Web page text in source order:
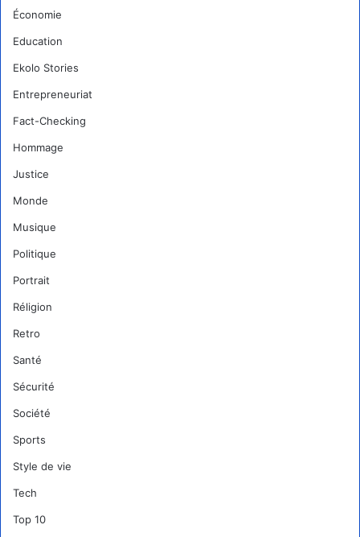
Économie
Education
Ekolo Stories
Entrepreneuriat
Fact-Checking
Hommage
Justice
Monde
Musique
Politique
Portrait
Réligion
Retro
Santé
Sécurité
Société
Sports
Style de vie
Tech
Top 10